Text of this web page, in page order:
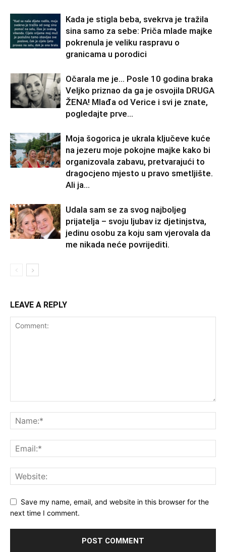
Kada je stigla beba, svekrva je tražila
sina samo za sebe: Priča mlade majke
pokrenula je veliku raspravu o
granicama u porodici
Očarala me je… Posle 10 godina braka
Veljko priznao da ga je osvojila DRUGA
ŽENA! Mlađa od Verice i svi je znate,
pogledajte prve...
Moja šogorica je ukrala ključeve kuće
na jezeru moje pokojne majke kako bi
organizovala zabavu, pretvarajući to
dragocjeno mjesto u pravo smetljište.
Ali ja...
Udala sam se za svog najboljeg
prijatelja – svoju ljubav iz djetinjstva,
jedinu osobu za koju sam vjerovala da
me nikada neće povrijediti.
LEAVE A REPLY
Save my name, email, and website in this browser for the
next time I comment.